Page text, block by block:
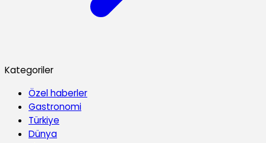
Kategoriler
Özel haberler
Gastronomi
Türkiye
Dünya